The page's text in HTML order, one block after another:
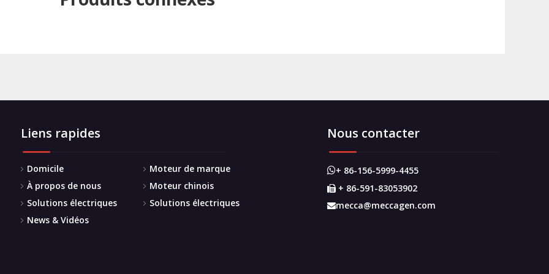
Liens rapides
Domicile
À propos de nous
Solutions électriques
News & Vidéos
Moteur de marque
Moteur chinois
Solutions électriques
Nous contacter
+ 86-156-5999-4455
 + 86-591-83053902
mecca@meccagen.com